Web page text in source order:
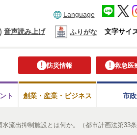
Language
音声読み上げ ふりがな 文字サイ
防災情報 救急医
ト 創業・産業・ビジネス 市
水流出抑制施設とは何か。（都市計画法第33条